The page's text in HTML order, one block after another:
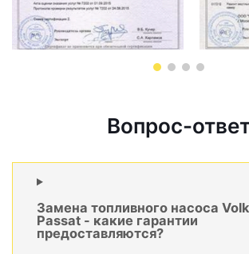
Вопрос-
Замена топливного насоса
Passat - какие гарантии
предоставляются?